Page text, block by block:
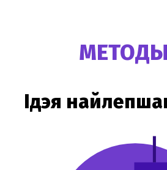
Ідэя